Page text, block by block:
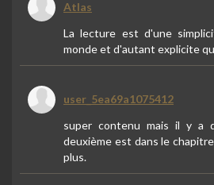
Atlas
La lecture est d'une
monde et d'autant explicite
user_5ea69a1075412
super contenu mais il y a
deuxième est dans le
plus.